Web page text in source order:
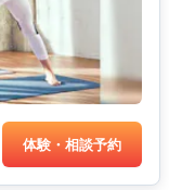
体験・相談予約